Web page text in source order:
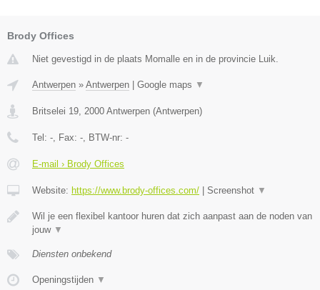
Brody Offices
Niet gevestigd in de plaats Momalle en in de provincie Luik.
Antwerpen » Antwerpen Google maps ▼
Britselei 19, 2000 Antwerpen (Antwerpen)
Tel: -, Fax: -, BTW-nr: -
E-mail › Brody Offices
Website: https://www.brody-offices.com/ Screenshot ▼
Wil je een flexibel kantoor huren dat zich aanpast aan de noden van
jouw ▼
Diensten onbekend
Openingstijden ▼